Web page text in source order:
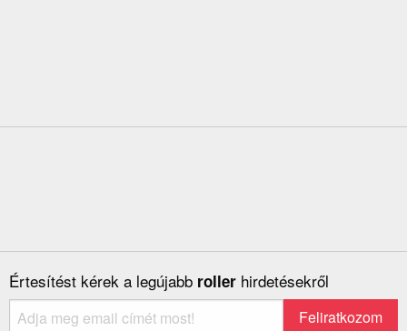
Értesítést kérek a legújabb roller hirdetésekről